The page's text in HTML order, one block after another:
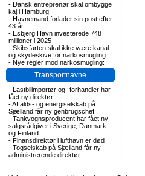
- Dansk entreprenør skal ombygge
kaj i Hamburg
- Havnemand forlader sin post efter
43 år
- Esbjerg Havn investerede 748
millioner i 2025
- Skibsfarten skal ikke være kanal
og skydeskive for narkosmugling
- Nye regler mod narkosmugling:
Transportnavne
- Lastbilimportør og -forhandler har
fået ny direktør
-Affalds- og energiselskab på
Sjælland får ny genbrugschef
- Tankvognsproducent har fået ny
salgsrådgiver i Sverige, Danmark
og Finland
- Finansdirektør i lufthavn er død
- Togselskab på Sjælland får ny
administrerende direktør